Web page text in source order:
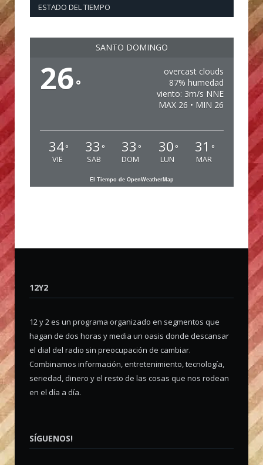
ESTADO DEL TIEMPO
SANTO DOMINGO
26°
overcast clouds
87% humedad
viento: 3m/s NNE
MAX 26 • MIN 26
34°
VIE
33 °
SAB
33 °
DOM
30 °
LUN
31 °
MAR
El Tiempo de OpenWeatherMap
12Y2
12 y 2 es un programa organizado en segmentos que
hagan de dos horas y media un oasis donde descansar
el dial del radio sin preocupación de cambiar.
Combinamos información, entretenimiento, tecnología,
seriedad, dinero y el resto de las cosas que nos rodean
en el día a día.
SÍGUENOS!